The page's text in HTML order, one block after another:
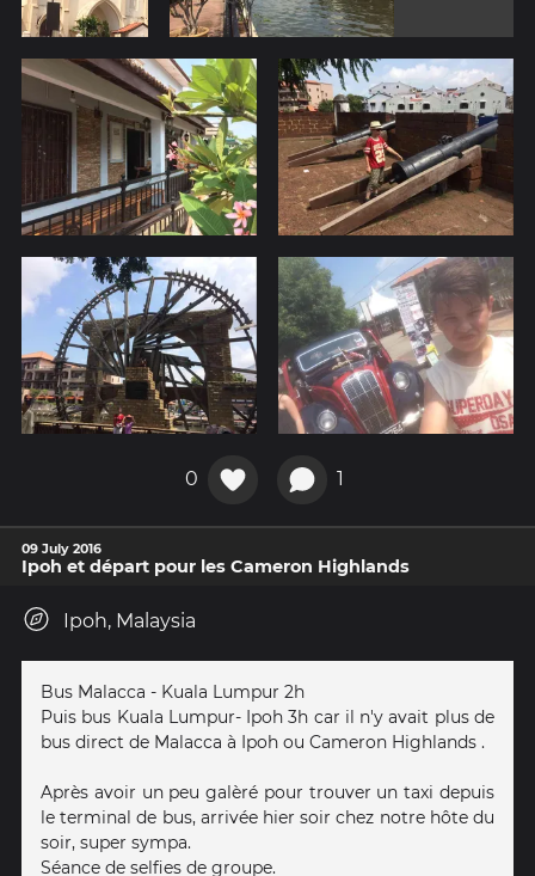
0 1
09 July 2016
Ipoh et départ pour les Cameron Highlands
Ipoh, Malaysia
Bus Malacca - Kuala Lumpur 2h
Puis bus Kuala Lumpur- Ipoh 3h car il n'y avait plus de
bus direct de Malacca à Ipoh ou Cameron Highlands .
Après avoir un peu galèré pour trouver un taxi depuis
le terminal de bus, arrivée hier soir chez notre hôte du
soir, super sympa.
Séance de selfies de groupe.